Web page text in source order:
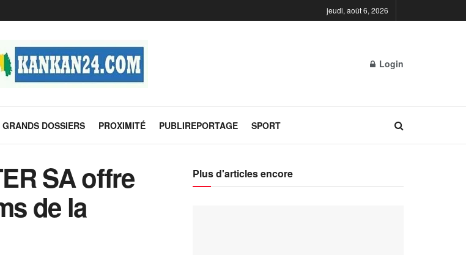
jeudi, août 6, 2026
Login
GRANDS DOSSIERS PROXIMITÉ PUBLIREPORTAGE SPORT
SA offre
de la
Plus d'articles encore